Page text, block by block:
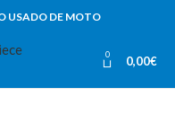
USADO DE MOTO
0 0,00€